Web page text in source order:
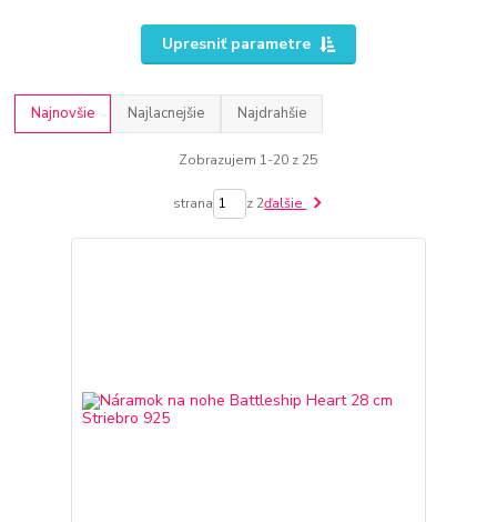
Upresniť parametre
Najnovšie Najlacnejšie Najdrahšie
Zobrazujem 1-20 z 25
strana z 2ďalšie